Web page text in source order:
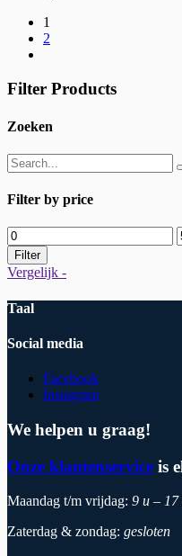
1
2
Filter Products
Zoeken
Filter by price
Min.
prijs
Filter
Vergelijk -
Taal
Social media
Facebook
Instagram
We helpen u graag!
Onze klantenservice is
Maandag t/m vrijdag: 9 u – 17
Zaterdag & zondag: gesloten